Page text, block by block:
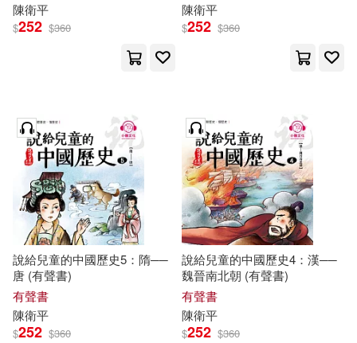
陳衛平
$252 $360
陳衛平
$252 $360
說給兒童的中國歷史5：隋──
唐 (有聲書)
有聲書
陳衛平
$252 $360
說給兒童的中國歷史4：漢──
魏晉南北朝 (有聲書)
有聲書
陳衛平
$252 $360